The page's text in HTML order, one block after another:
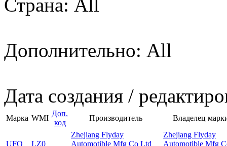
Страна: All
Дополнительно: All
Дата создания /
Марка WMI
Доп.
код
Производитель Владелец
UFO LZ0
Zhejiang Flyday
Automotible Mfg Co Ltd
Zhejiang Flyday
Automotible Mfg